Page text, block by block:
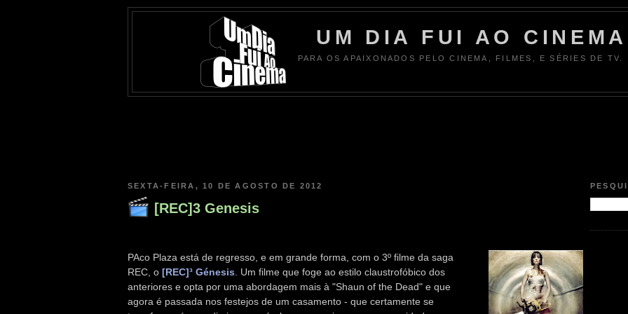
UM DIA FUI AO CINEMA
PARA OS APAIXONADOS PELO CINEMA, FILMES, E SÉRIES DE TV.
SEXTA-FEIRA, 10 DE AGOSTO DE 2012
[REC]3 Genesis
PAco Plaza está de regresso, e em grande forma, com o 3º filme da saga
REC, o [REC]³ Génesis . Um filme que foge ao estilo claustrofóbico dos
anteriores e opta por uma abordagem mais à "Shaun of the Dead" e que
agora é passada nos festejos de um casamento - que certamente se